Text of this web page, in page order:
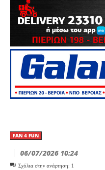
FAN 4 FUN
06/07/2026 10:24
Σχόλια στην ανάρτηση: 1